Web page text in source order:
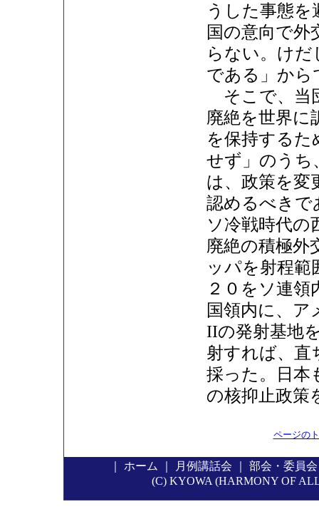
うした事態
国の意向で外
らない。けだ
である」から
そこで、当
廃絶を世界に
を保持するた
せず」のうち
は、政策を変
認めるべきで
ソ冷戦時代の
廃絶の積極外
ッパを射程範
２０をソ連
国領内に、ア
IIの発射基地
射すれば、直
採った。日本
の核抑止政策
ページの
ホーム 月例講話会 部会・委員会
(C) KYOWA (HARMONY OF